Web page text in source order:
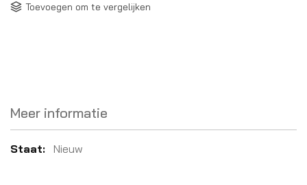
Toevoegen om te vergelijken
Meer informatie
Meer
Nieuw